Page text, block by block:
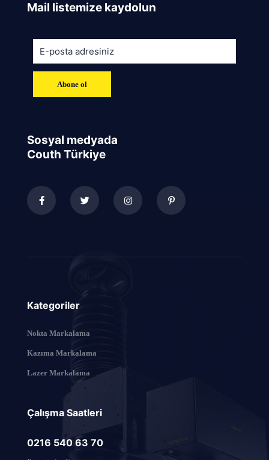
Mail listemize kaydolun
Sosyal medyada
Couth Türkiye
Kategoriler
Nokta Markalama
Kazıma Markalama
Lazer Markalama
Çalışma Saatleri
0216 540 63 70